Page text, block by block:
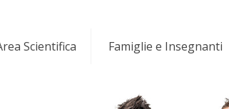
Scientifica Famiglie e Insegnanti